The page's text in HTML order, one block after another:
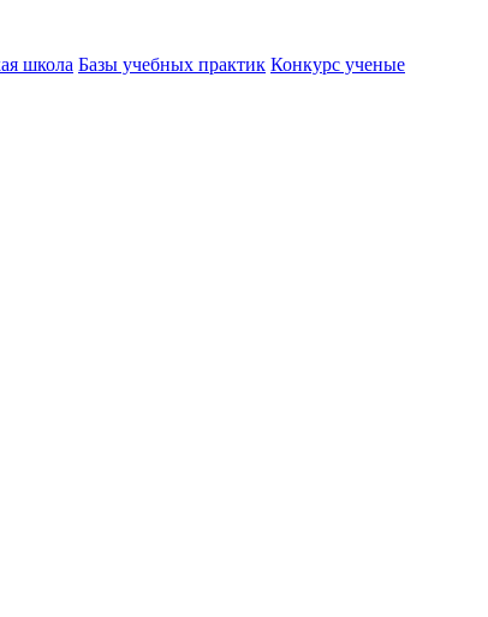
школа Базы учебных практик Конкурс ученые